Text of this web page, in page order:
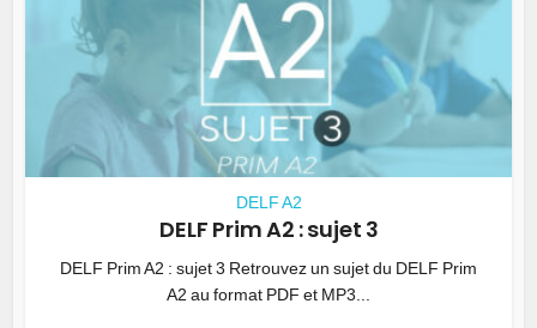
DELF A2
DELF Prim A2 : sujet 3
DELF Prim A2 : sujet 3 Retrouvez un sujet du DELF Prim
A2 au format PDF et MP3...